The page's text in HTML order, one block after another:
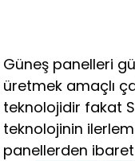
Güneş panelleri
üretmek amaçlı
teknolojidir fakat
teknolojinin
panellerden ibaret